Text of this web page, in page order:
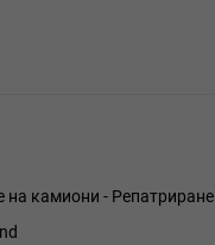
на камиони - Репатриране